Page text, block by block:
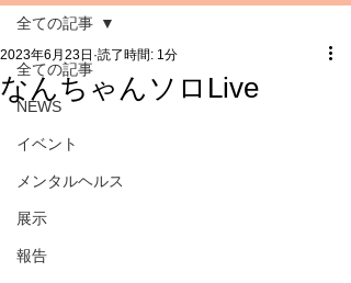
全ての記事
NEWS
イベント
メンタルヘルス
展示
報告
全ての記事
なんちゃんソロLive
2023年6月23日 読了時間: 1分